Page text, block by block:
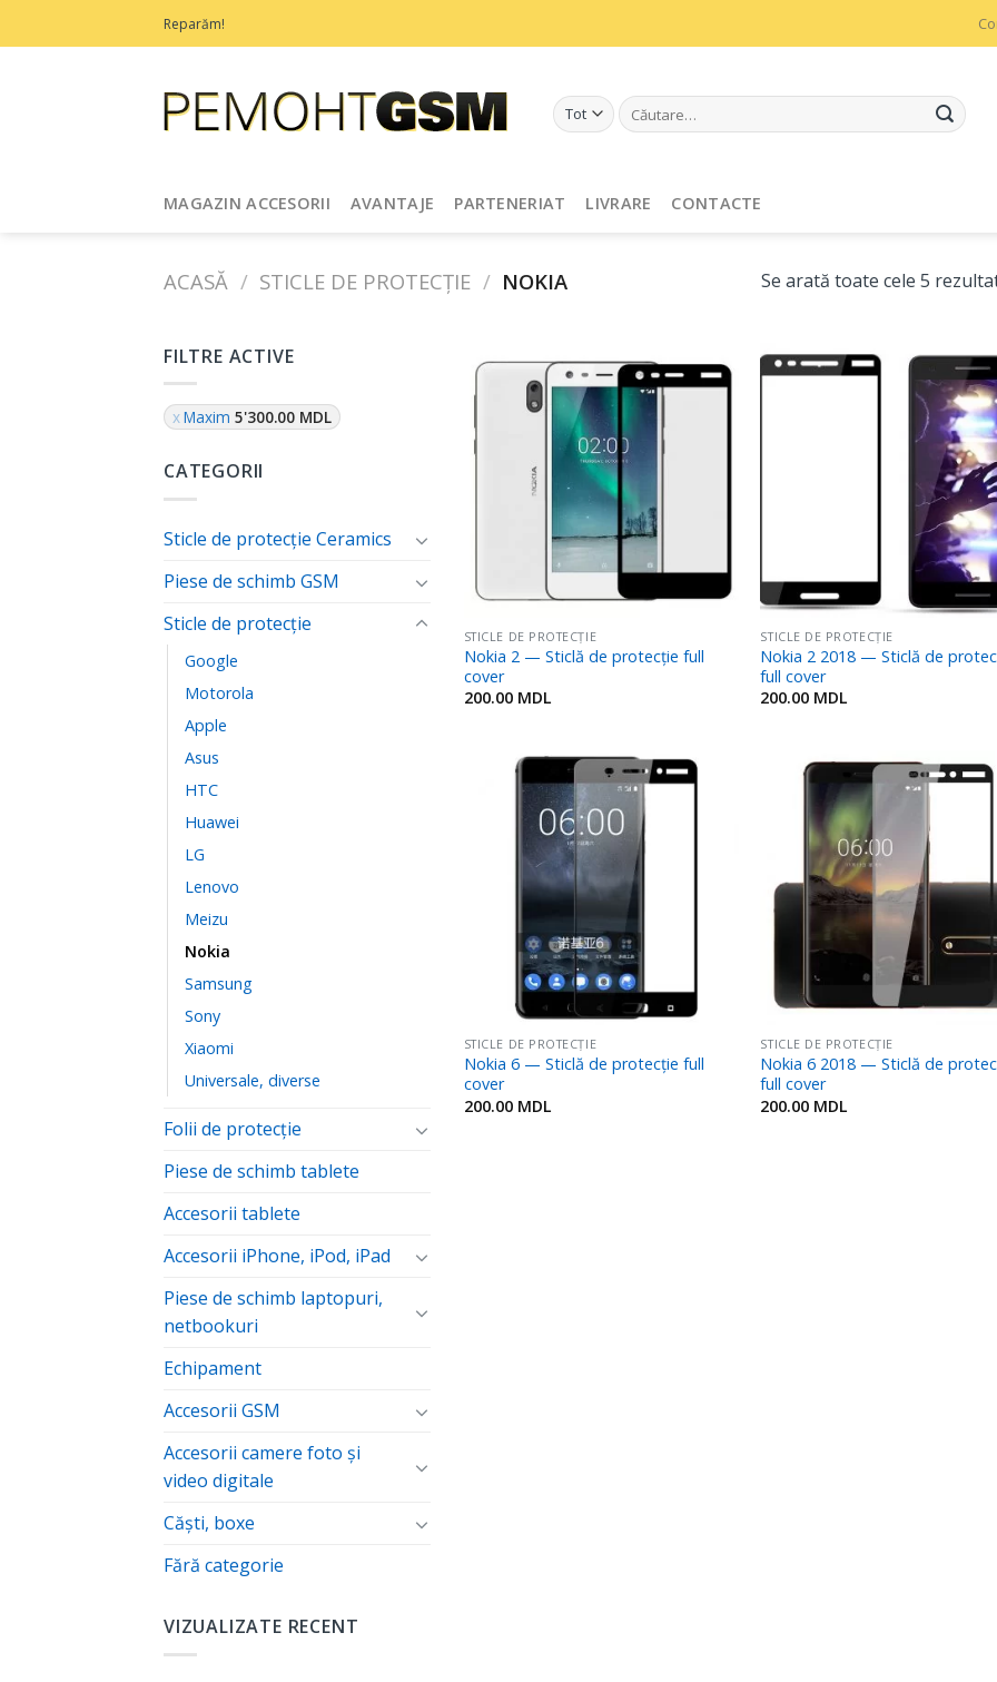
la
Reparăm!
Caută
după:
MAGAZIN ACCESORII AVANTAJE PARTENERIAT LIVRARE CONTACTE
ACASĂ / STICLE DE PROTECȚIE / NOKIA Se arată toate cele 5
FILTRE ACTIVE
Maxim 5'300.00 MDL
CATEGORII
Sticle de protecție Ceramics
Piese de schimb GSM
Sticle de protecție
Google
Motorola
Apple
Asus
HTC
Huawei
LG
Lenovo
Meizu
Nokia
Samsung
Sony
Xiaomi
Universale, diverse
Folii de protecţie
Piese de schimb tablete
Accesorii tablete
Accesorii iPhone, iPod, iPad
Piese de schimb laptopuri,
netbookuri
Echipament
Accesorii GSM
Accesorii camere foto şi
video digitale
Căști, boxe
Fără categorie
VIZUALIZATE RECENT
STICLE DE PROTECȚIE
Nokia 2 — Sticlă de protecție full
cover
200.00 MDL
STICLE DE PROTECȚIE
Nokia 2 2018 — Sticlă de
full cover
200.00 MDL
STICLE DE PROTECȚIE
Nokia 6 — Sticlă de protecție full
cover
200.00 MDL
STICLE DE PROTECȚIE
Nokia 6 2018 — Sticlă de
full cover
200.00 MDL